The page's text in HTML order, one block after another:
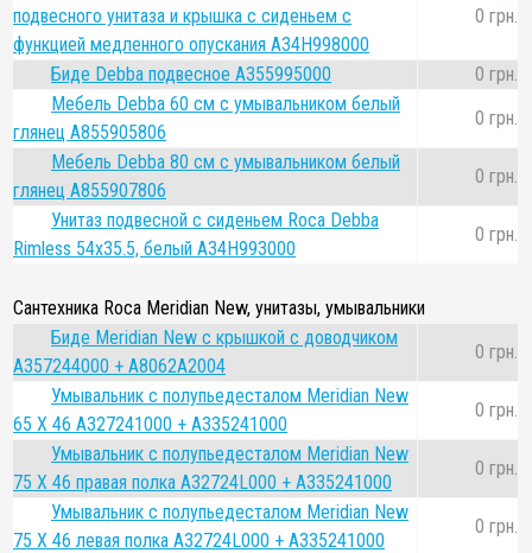
подвесного унитаза и крышка с сиденьем с
функцией медленного опускания A34H998000
0 грн.
Биде Debba подвесное A355995000
0 грн.
Мебель Debba 60 см с умывальником белый
глянец A855905806
0 грн.
Мебель Debba 80 см с умывальником белый
глянец A855907806
0 грн.
Унитаз подвесной с сиденьем Roca Debba
Rimless 54x35.5, белый A34H993000
0 грн.
Сантехника Roca Meridian New, унитазы, умывальники
Биде Meridian New с крышкой с доводчиком
A357244000 + A8062A2004
0 грн.
Умывальник с полупьедесталом Meridian New
65 Х 46 A327241000 + A335241000
0 грн.
Умывальник с полупьедесталом Meridian New
75 Х 46 правая полка A32724L000 + A335241000
0 грн.
Умывальник с полупьедесталом Meridian New
75 Х 46 левая полка A32724L000 + A335241000
0 грн.